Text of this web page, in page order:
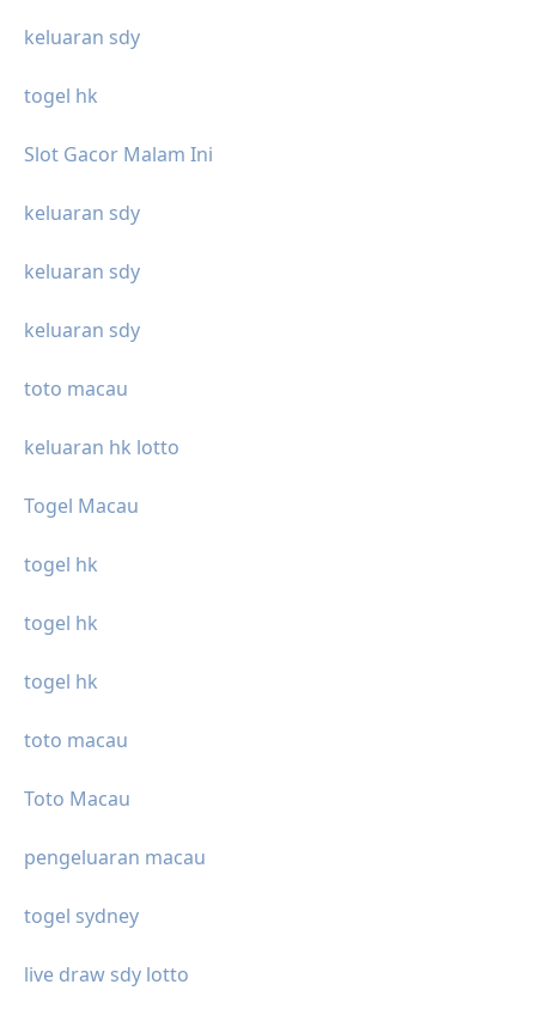
keluaran sdy
togel hk
Slot Gacor Malam Ini
keluaran sdy
keluaran sdy
keluaran sdy
toto macau
keluaran hk lotto
Togel Macau
togel hk
togel hk
togel hk
toto macau
Toto Macau
pengeluaran macau
togel sydney
live draw sdy lotto